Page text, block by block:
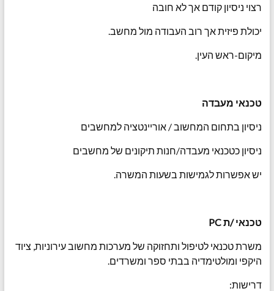
רצוי ניסיון קודם אך לא חובה
יכולת פיזית אך רוב העבודה מול מחשב.
מיקום-ראש העין.
טכנאי מעבדה
ניסיון בתחום המחשוב / אוריינטציה למחשבים
ניסיון כטכנאי מעבדה/חנות תיקונים של מחשבים
יש אפשרות לגמישות בשעות המשרה.
טכנאי /תPC
משרת טכנאי לטיפול ותחזוקה של מערכות מחשוב עירוניות, ציוד
היקפי ומולטימדיה בבתי ספר ומשרדים.
דרישות: